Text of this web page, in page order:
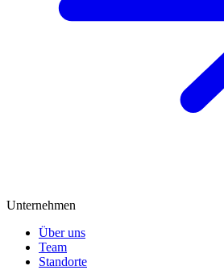
Unternehmen
Über uns
Team
Standorte